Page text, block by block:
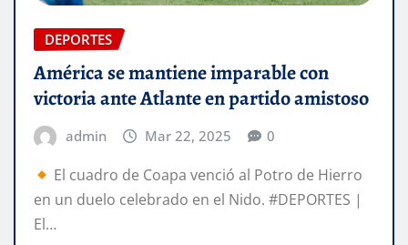
DEPORTES
América se mantiene imparable con
victoria ante Atlante en partido amistoso
admin Mar 22, 2025 0
El cuadro de Coapa venció al Potro de Hierro
en un duelo celebrado en el Nido. #DEPORTES |
El…